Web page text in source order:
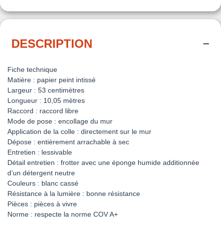
DESCRIPTION
Fiche technique
Matière : papier peint intissé
Largeur : 53 centimètres
Longueur : 10,05 mètres
Raccord : raccord libre
Mode de pose : encollage du mur
Application de la colle : directement sur le mur
Dépose : entièrement arrachable à sec
Entretien : lessivable
Détail entretien : frotter avec une éponge humide additionnée
d’un détergent neutre
Couleurs : blanc cassé
Résistance à la lumière : bonne résistance
Pièces : pièces à vivre
Norme : respecte la norme COV A+